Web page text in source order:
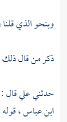
وبنحو الذي
ذكر من قال
حدثنيعليقال
ابن عباس ،